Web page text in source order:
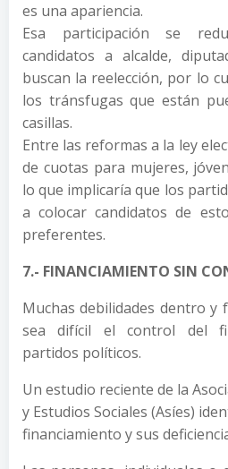
es una apariencia.
Esa participación se
candidatos a alcalde,
buscan la reelección, por lo
los tránsfugas que están
casillas.
Entre las reformas a la ley
de cuotas para mujeres,
lo que implicaría que los
a colocar candidatos de
preferentes.
7.- FINANCIAMIENTO SIN
Muchas debilidades dentro y
sea difícil el control del
partidos políticos.
Un estudio reciente de la
y Estudios Sociales (Asíes)
financiamiento y sus